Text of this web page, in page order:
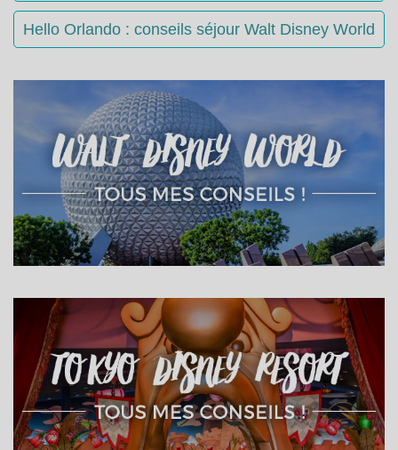
Hello Orlando : conseils séjour Walt Disney World